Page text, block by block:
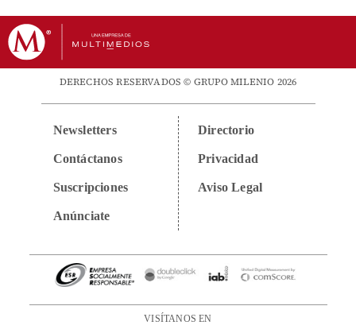
DERECHOS RESERVADOS © GRUPO MILENIO 2026
Newsletters
Contáctanos
Suscripciones
Anúnciate
Directorio
Privacidad
Aviso Legal
VISÍTANOS EN